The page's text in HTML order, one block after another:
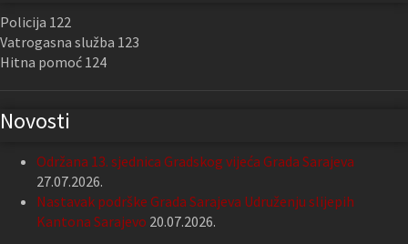
Policija 122
Vatrogasna služba 123
Hitna pomoć 124
Novosti
Održana 13. sjednica Gradskog vijeća Grada Sarajeva
27.07.2026.
Nastavak podrške Grada Sarajeva Udruženju slijepih
Kantona Sarajevo 20.07.2026.